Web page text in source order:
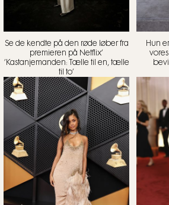
Se de kendte på den røde løber fra
premieren på Netflix’
’Kastanjemanden: Tælle til en, tælle
til to’
Hun